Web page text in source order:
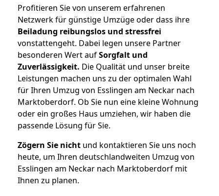
Profitieren Sie von unserem erfahrenen
Netzwerk für günstige Umzüge oder dass ihre
Beiladung reibungslos und stressfrei
vonstattengeht. Dabei legen unsere Partner
besonderen Wert aufSorgfalt und
Zuverlässigkeit. Die Qualität und unser breite
Leistungen machen uns zu der optimalen Wahl
für Ihren Umzug von Esslingen am Neckar nach
Marktoberdorf. Ob Sie nun eine kleine Wohnung
oder ein großes Haus umziehen, wir haben die
passende Lösung für Sie.
Zögern Sie nicht und kontaktieren Sie uns noch
heute, um Ihren deutschlandweiten Umzug von
Esslingen am Neckar nach Marktoberdorf mit
Ihnen zu planen.